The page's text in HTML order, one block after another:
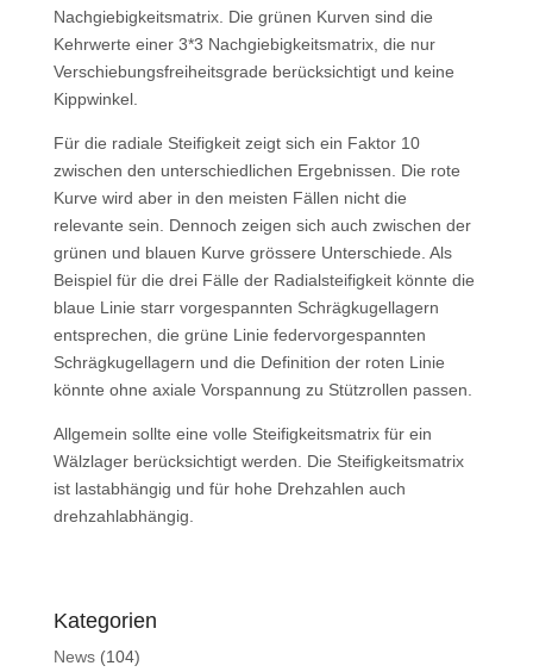
Nachgiebigkeitsmatrix. Die grünen Kurven sind die
Kehrwerte einer 3*3 Nachgiebigkeitsmatrix, die nur
Verschiebungsfreiheitsgrade berücksichtigt und keine
Kippwinkel.
Für die radiale Steifigkeit zeigt sich ein Faktor 10
zwischen den unterschiedlichen Ergebnissen. Die rote
Kurve wird aber in den meisten Fällen nicht die
relevante sein. Dennoch zeigen sich auch zwischen der
grünen und blauen Kurve grössere Unterschiede. Als
Beispiel für die drei Fälle der Radialsteifigkeit könnte die
blaue Linie starr vorgespannten Schrägkugellagern
entsprechen, die grüne Linie federvorgespannten
Schrägkugellagern und die Definition der roten Linie
könnte ohne axiale Vorspannung zu Stützrollen passen.
Allgemein sollte eine volle Steifigkeitsmatrix für ein
Wälzlager berücksichtigt werden. Die Steifigkeitsmatrix
ist lastabhängig und für hohe Drehzahlen auch
drehzahlabhängig.
Kategorien
News(104)